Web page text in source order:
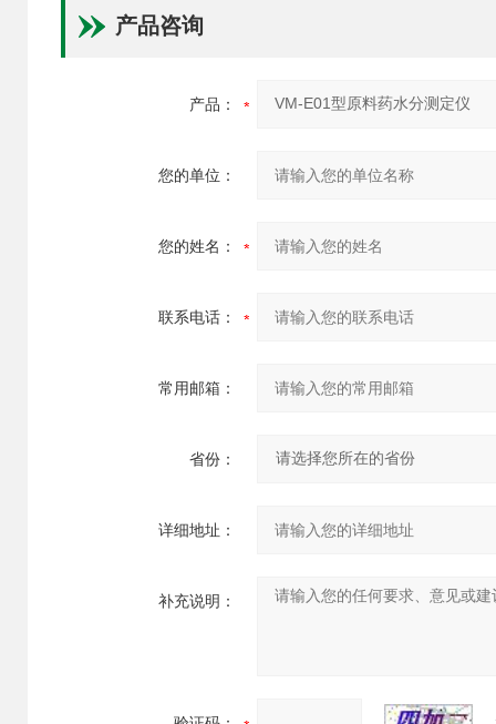
产品咨询
产品：
您的单位：
您的姓名：
联系电话：
常用邮箱：
省份：
详细地址：
补充说明：